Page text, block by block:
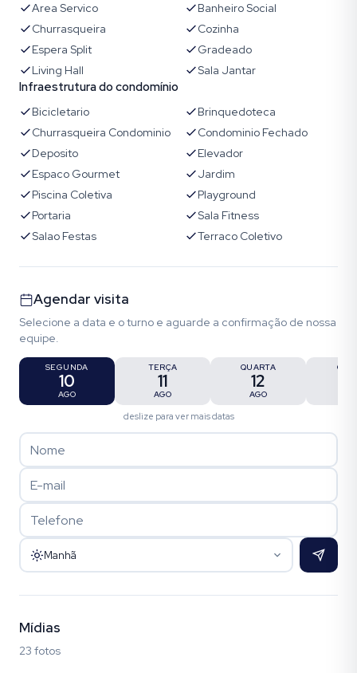
Area Servico
Banheiro Social
Churrasqueira
Cozinha
Espera Split
Gradeado
Living Hall
Sala Jantar
Infraestrutura do condomínio
Bicicletario
Brinquedoteca
Churrasqueira Condominio
Condominio Fechado
Deposito
Elevador
Espaco Gourmet
Jardim
Piscina Coletiva
Playground
Portaria
Sala Fitness
Salao Festas
Terraco Coletivo
Agendar visita
Selecione a data e o turno e aguarde a confirmação de nossa
equipe.
SEGUNDA
10
AGO
TERÇA
11
AGO
QUARTA
12
AGO
deslize para ver mais datas
Manhã
Mídias
23 fotos